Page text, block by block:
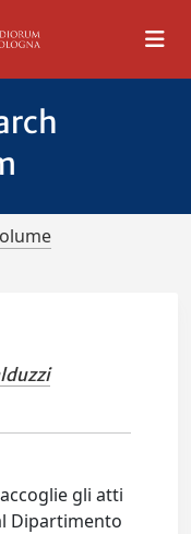
gli atti
Dipartimento